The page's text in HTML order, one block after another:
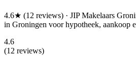
4.6★ (12 reviews) · JIP Makelaars
in Groningen voor hypotheek, aankoop
4.6
(12 reviews)